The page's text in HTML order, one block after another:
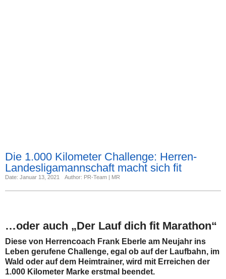
Die 1.000 Kilometer Challenge: Herren-
Landesligamannschaft macht sich fit
Date: Januar 13, 2021 Author: PR-Team | MR
…oder auch „Der Lauf dich fit Marathon“
Diese von Herrencoach Frank Eberle am Neujahr ins
Leben gerufene Challenge, egal ob auf der Laufbahn, im
Wald oder auf dem Heimtrainer, wird mit Erreichen der
1.000 Kilometer Marke erstmal beendet.